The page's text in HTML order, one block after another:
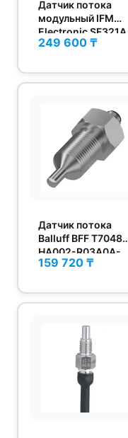
Датчик потока
модульный IFM
Electronic SF321A
249 600 ₸
Датчик потока
Balluff BFF T7048-
HA002-R03A0A-
S4
159 720 ₸